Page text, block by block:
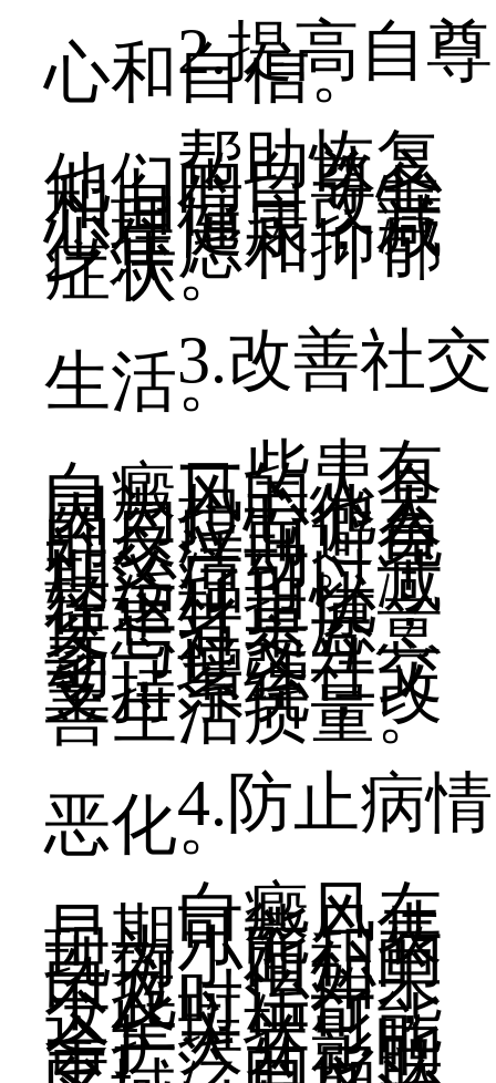
2.提高自尊
心和自信。
帮助恢复
他们的自尊心
和自信，改善
心理健康，减
少焦虑和抑郁
症状。
3.改善社交
生活。
一些患有
白癜风的人会
因为担心他人
的反应而避免
社交活动。早
期治疗可以减
轻这种担忧，
使患者更愿意
参与社交互
动，增强社交
支持系统，改
善生活质量。
4.防止病情
恶化。
白癜风在
早期可能只表
现为小面积的
白斑，但如果
不及时治疗，
这些斑块可能
会扩大并影响
更广泛的皮肤